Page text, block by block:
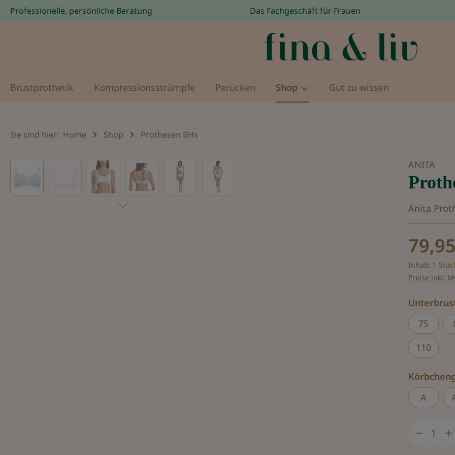
Hauptnavigation springen
Professionelle, persönliche Beratung Das Fachgeschäft für Frauen
Brustprothetik Kompressionsstrümpfe Perücken Shop Gut zu wissen
Sie sind hier: Home Shop Prothesen BHs
Bildergalerie überspringen ANITA
Anita
Inhalt: 1
Preise inkl.
75
110
A